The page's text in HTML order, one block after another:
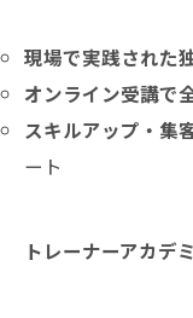
現場で実践された
オンライン受講で
スキルアップ・集
ート
トレーナーアカデ